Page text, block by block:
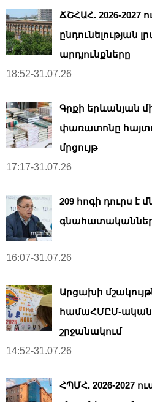
ՃՇՀԱՀ. 2026-2027
ընդունելության
արդյունքները
18:52-31.07.26
Գրքի երևանյան
փառատոնը
մրցույթ
17:17-31.07.26
209 հոգի դուրս է
16:07-31.07.26
Արցախի
համաՀՄԸՄ-ական
շրջանակում
14:52-31.07.26
ՀՊՄՀ. 2026-2027